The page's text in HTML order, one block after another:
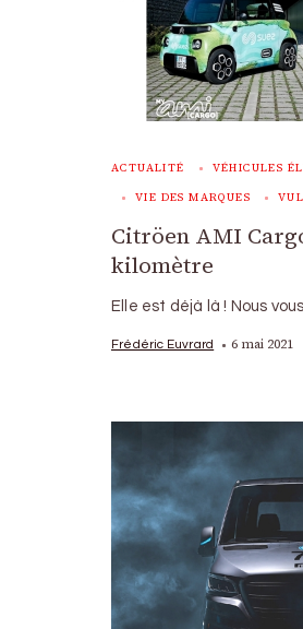
ACTUALITÉ VÉHICULES
VIE DES MARQUES
Citröen AMI
kilomètre
Elle est déjà là ! Nous
Frédéric Euvrard 6 mai 2021